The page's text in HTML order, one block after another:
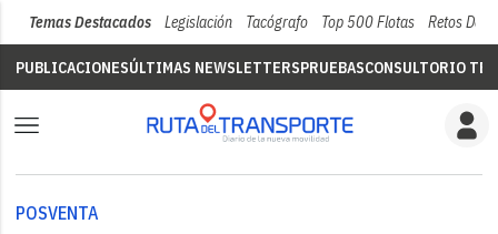
Temas Destacados Legislación Tacógrafo Top 500 Flotas Retos Del
PUBLICACIONESÚLTIMAS NEWSLETTERSPRUEBASCONSULTORIO
POSVENTA